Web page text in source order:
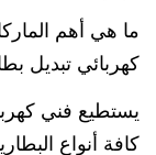
ما هي أهم
كهربائي تبديل
يستطيع فني